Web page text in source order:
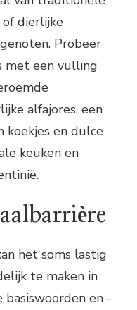
dierlijke
Probeer
met een vulling
alfajores, een
koekjes en dulce
keuken en
het soms lastig
te maken in
basiswoorden en -